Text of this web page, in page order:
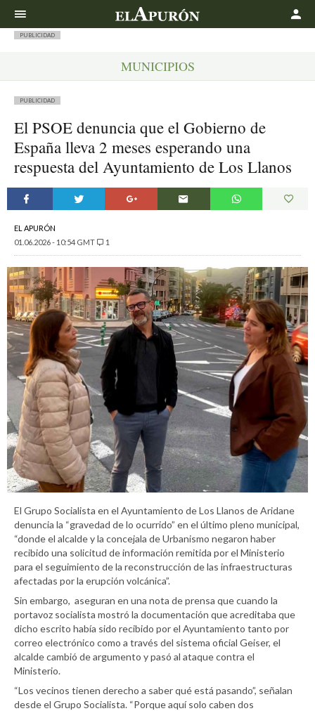
PUBLICIDAD
MUNICIPIOS
PUBLICIDAD
El PSOE denuncia que el Gobierno de
España lleva 2 meses esperando una
respuesta del Ayuntamiento de Los Llanos
EL APURÓN
01.06.2026 - 10:54 GMT
1
El Grupo Socialista en el Ayuntamiento de Los Llanos de Aridane
denuncia la “gravedad de lo ocurrido” en el último pleno municipal,
“donde el alcalde y la concejala de Urbanismo negaron haber
recibido una solicitud de información remitida por el Ministerio
para el seguimiento de la reconstrucción de las infraestructuras
afectadas por la erupción volcánica”.
Sin embargo, aseguran en una nota de prensa que cuando la
portavoz socialista mostró la documentación que acreditaba que
dicho escrito había sido recibido por el Ayuntamiento tanto por
correo electrónico como a través del sistema oficial Geiser, el
alcalde cambió de argumento y pasó al ataque contra el
Ministerio.
“Los vecinos tienen derecho a saber qué está pasando”, señalan
desde el Grupo Socialista. “Porque aquí solo caben dos